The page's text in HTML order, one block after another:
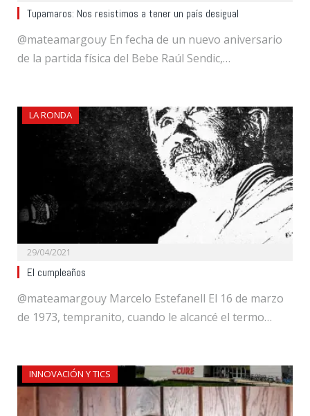
Tupamaros: Nos resistimos a tener un país desigual
@mateamargouy En fecha de un nuevo aniversario
de la partida física del Bebe Raúl Sendic,…
LA RONDA
29/04/2021
El cumpleaños
@mateamargouy Marcelo Estefanell El 16 de marzo
de 1973, tempranito, cuando le alcancé el termo…
INNOVACIÓN Y TICS